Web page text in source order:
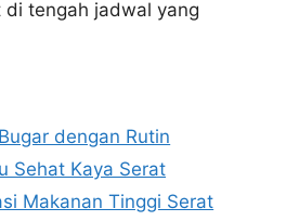
tengah jadwal yang
dengan Rutin
Sehat Kaya Serat
Makanan Tinggi Serat